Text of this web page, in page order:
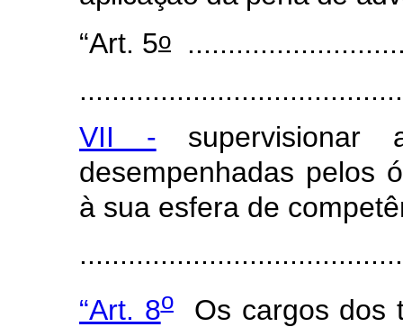
“Art. 5o
VII - supervisionar
desempenhadas pelos
à sua esfera de
“Art. 8oOs cargos dos